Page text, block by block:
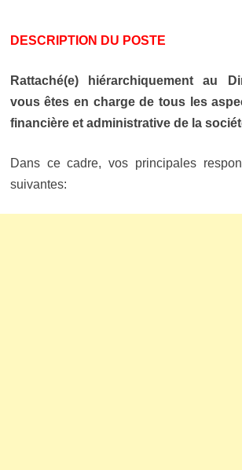
DESCRIPTION DU POSTE
Rattaché(e) hiérarchiquement au
vous êtes en charge de tous les
financière et administrative de la
Dans ce cadre, vos principales
suivantes: